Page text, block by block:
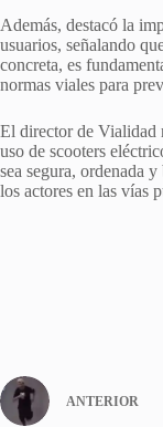
Además, destacó la
usuarios, señalando
concreta, es
normas viales para
El director de Vialidad
uso de scooters
sea segura, ordenada
los actores en las vías
ANTERIOR